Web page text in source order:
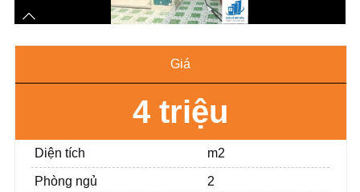
Giá
4 triệu
Diện tích m2
Phòng ngủ 2